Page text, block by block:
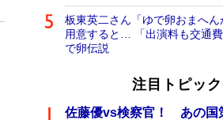
板東英二さん「ゆで卵おまへ
用意すると… 「出演料も交通
で卵伝説
注目トピック
佐藤優vs検察官！ あの国